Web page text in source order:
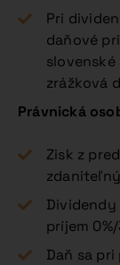
Pri
daňové
slovenské
zrážková
Právnická
Zisk z
zdaniteľný
Dividendy
príjem
Daň sa